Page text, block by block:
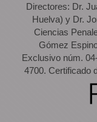
Directores: Dr.
Huelva) y Dr.
Ciencias
Gómez
Exclusivo núm.
4700. Certificado